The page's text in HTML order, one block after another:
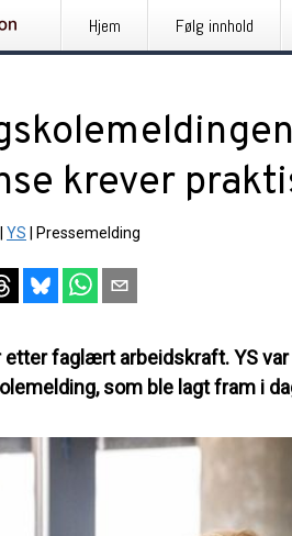
Hjem Følg innhold
krever
YS Pressemelding
etter faglært arbeidskraft. YS
som ble lagt fram i